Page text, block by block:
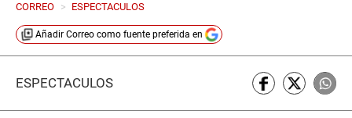
CORREO > ESPECTACULOS
Añadir Correo como fuente preferida en
ESPECTÁCULOS